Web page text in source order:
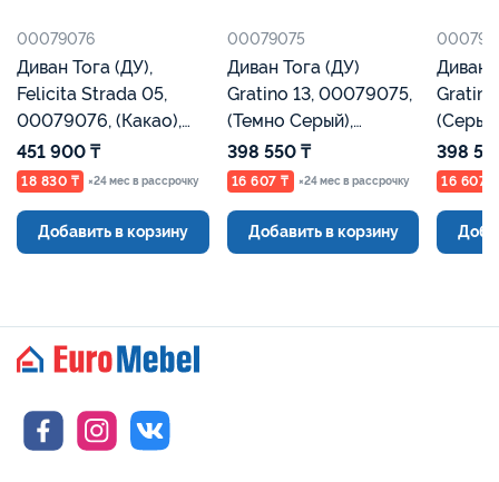
00079076
Диван Тога (ДУ),
Felicita Strada 05,
00079076, (Какао),
Евромебель
451 900 ₸
18 830 ₸ ×24 мес в рассрочку
Добавить в корзину
00079075
Диван Тога (ДУ)
Gratino 13, 00079075,
(Темно Серый),
Евромебель
398 550 ₸
16 607 ₸ ×24 мес в рассрочку
Добавить в корзину
Диван
398
16 607 ₸